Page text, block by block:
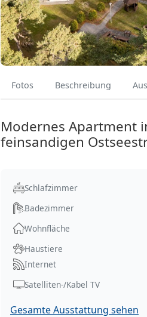
Fotos Beschreibung
Modernes Apartment
feinsandigen
Schlafzimmer
Badezimmer
Wohnfläche
Haustiere
Internet
Satelliten-/Kabel TV
Gesamte Ausstattung sehen